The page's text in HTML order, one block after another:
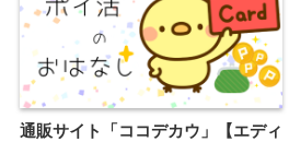
通販サイト「ココデカウ」【エディ